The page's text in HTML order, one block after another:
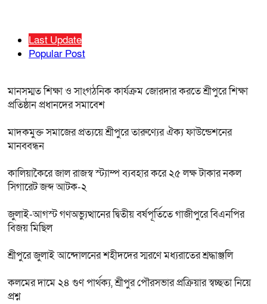
Last Update
Popular Post
মানসম্মত শিক্ষা ও সাংগঠনিক কার্যক্রম জোরদার করতে শ্রীপুরে শিক্ষা
প্রতিষ্ঠান প্রধানদের সমাবেশ
মাদকমুক্ত সমাজের প্রত্যয়ে শ্রীপুরে তারুণ্যের ঐক্য ফাউন্ডেশনের
মানববন্ধন
কালিয়াকৈরে জাল রাজস্ব স্ট্যাম্প ব্যবহার করে ২৫ লক্ষ টাকার নকল
সিগারেট জব্দ আটক-২
জুলাই-আগস্ট গণঅভ্যুত্থানের দ্বিতীয় বর্ষপূর্তিতে গাজীপুরে বিএনপির
বিজয় মিছিল
শ্রীপুরে জুলাই আন্দোলনের শহীদদের স্মরণে মধ্যরাতের শ্রদ্ধাঞ্জলি
কলমের দামে ২৪ গুণ পার্থক্য, শ্রীপুর পৌরসভার প্রক্রিয়ার স্বচ্ছতা নিয়ে
প্রশ্ন